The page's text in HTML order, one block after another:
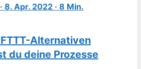
8. Apr. 2022 · 8 Min.
Alternativen
du deine Prozesse